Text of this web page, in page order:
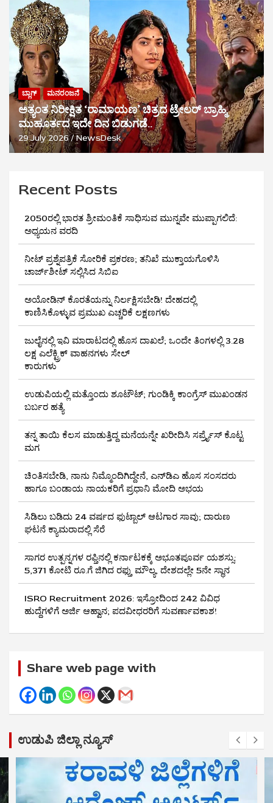
ಬ್ಲಾಗ್ ಮನರಂಜನೆ
ಅತ್ಯಂತ ನಿರೀಕ್ಷಿತ ‘ರಾಮಾಯಣ’ ಚಿತ್ರದ ಟ್ರೇಲರ್ ಬ್ರಾಹ್ಮಿ
ಮುಹೂರ್ತದ ಇದೇ ದಿನ ಬಿಡುಗಡೆ..
29 July 2026 NewsDesk
Recent Posts
2050ರಲ್ಲಿ ಭಾರತ ಶ್ರೀಮಂತಿಕೆ ಸಾಧಿಸುವ ಮುನ್ನವೇ ಮುಪ್ಪಾಗಲಿದೆ:
ಅಧ್ಯಯನ ವರದಿ
ನೀಟ್ ಪ್ರಶ್ನೆಪತ್ರಿಕೆ ಸೋರಿಕೆ ಪ್ರಕರಣ; ತನಿಖೆ ಮುಕ್ತಾಯಗೊಳಿಸಿ
ಚಾರ್ಜ್‌ಶೀಟ್ ಸಲ್ಲಿಸಿದ ಸಿಬಿಐ
ಅಯೋಡಿನ್ ಕೊರತೆಯನ್ನು ನಿರ್ಲಕ್ಷಿಸಬೇಡಿ! ದೇಹದಲ್ಲಿ
ಕಾಣಿಸಿಕೊಳ್ಳುವ ಪ್ರಮುಖ ಎಚ್ಚರಿಕೆ ಲಕ್ಷಣಗಳು
ಜುಲೈನಲ್ಲಿ ಇವಿ ಮಾರಾಟದಲ್ಲಿ ಹೊಸ ದಾಖಲೆ; ಒಂದೇ ತಿಂಗಳಲ್ಲಿ 3.28
ಲಕ್ಷ ಎಲೆಕ್ಟ್ರಿಕ್ ವಾಹನಗಳು ಸೇಲ್
ಕಾರುಗಳು
ಉಡುಪಿಯಲ್ಲಿ ಮತ್ತೊಂದು ಶೂಟೌಟ್‌; ಗುಂಡಿಕ್ಕಿ ಕಾಂಗ್ರೆಸ್‌ ಮುಖಂಡನ
ಬರ್ಬರ ಹತ್ಯೆ
ತನ್ನ ತಾಯಿ ಕೆಲಸ ಮಾಡುತ್ತಿದ್ದ ಮನೆಯನ್ನೇ ಖರೀದಿಸಿ ಸರ್ಪ್ರೈಸ್ ಕೊಟ್ಟ
ಮಗ
ಚಿಂತಿಸಬೇಡಿ, ನಾನು ನಿಮ್ಮೊಂದಿಗಿದ್ದೇನೆ, ಎನ್‌ಡಿಎ ಹೊಸ ಸಂಸದರು
ಹಾಗೂ ಬಂಡಾಯ ನಾಯಕರಿಗೆ ಪ್ರಧಾನಿ ಮೋದಿ ಅಭಯ
ಸಿಡಿಲು ಬಡಿದು 24 ವರ್ಷದ ಫುಟ್ಬಾಲ್ ಆಟಗಾರ ಸಾವು; ದಾರುಣ
ಘಟನೆ ಕ್ಯಾಮರಾದಲ್ಲಿ ಸೆರೆ
ಸಾಗರ ಉತ್ಪನ್ನಗಳ ರಫ್ತಿನಲ್ಲಿ ಕರ್ನಾಟಕಕ್ಕೆ ಅಭೂತಪೂರ್ವ ಯಶಸ್ಸು:
5,371 ಕೋಟಿ ರೂ.ಗೆ ಜಿಗಿದ ರಫ್ತು ಮೌಲ್ಯ, ದೇಶದಲ್ಲೇ 5ನೇ ಸ್ಥಾನ
ISRO Recruitment 2026: ಇಸ್ರೋದಿಂದ 242 ವಿವಿಧ
ಹುದ್ದೆಗಳಿಗೆ ಅರ್ಜಿ ಆಹ್ವಾನ; ಪದವೀಧರರಿಗೆ ಸುವರ್ಣಾವಕಾಶ!
Share web page with
ಉಡುಪಿ ಜಿಲ್ಲಾ ನ್ಯೂಸ್